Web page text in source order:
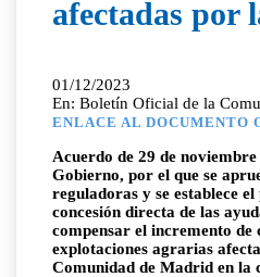
afectadas por
01/12/2023
En: Boletín Oficial de la
ENLACE AL DOCUMENTO
Acuerdo de 29 de
Gobierno, por el que se
reguladoras y se establece
concesión directa de las
compensar el incremento de
explotaciones agrarias
Comunidad de Madrid en la